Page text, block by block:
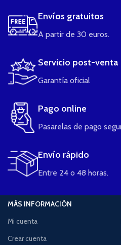
Envíos gratuitos
A partir de 30 euros.
Servicio post-venta
Garantía oficial
Pago online
Pasarelas de pago
Envío rápido
Entre 24 o 48 horas.
MÁS INFORMACIÓN
Mi cuenta
Crear cuenta